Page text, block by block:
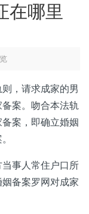
在哪里
，请求成家的男
案。吻合本法轨
案，即确立婚姻
事人常住户口所
备案罗网对成家